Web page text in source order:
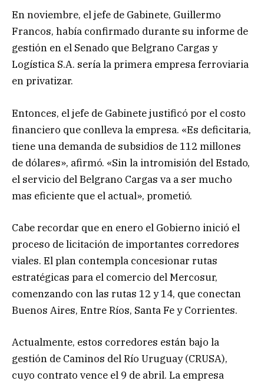
En noviembre, el jefe de Gabinete, Guillermo
Francos, había confirmado durante su informe de
gestión en el Senado que Belgrano Cargas y
Logística S.A. sería la primera empresa ferroviaria
en privatizar.
Entonces, el jefe de Gabinete justificó por el costo
financiero que conlleva la empresa. «Es deficitaria,
tiene una demanda de subsidios de 112 millones
de dólares», afirmó. «Sin la intromisión del Estado,
el servicio del Belgrano Cargas va a ser mucho
mas eficiente que el actual», prometió.
Cabe recordar que en enero el Gobierno inició el
proceso de licitación de importantes corredores
viales. El plan contempla concesionar rutas
estratégicas para el comercio del Mercosur,
comenzando con las rutas 12 y 14, que conectan
Buenos Aires, Entre Ríos, Santa Fe y Corrientes.
Actualmente, estos corredores están bajo la
gestión de Caminos del Río Uruguay (CRUSA),
cuyo contrato vence el 9 de abril. La empresa